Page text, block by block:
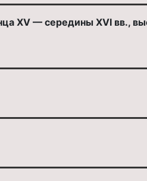
XV — середины XVI вв.,